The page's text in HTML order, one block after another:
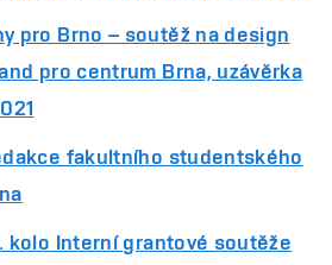
pro Brno – soutěž na design
pro centrum Brna, uzávěrka
fakultního studentského
kolo Interní grantové soutěže